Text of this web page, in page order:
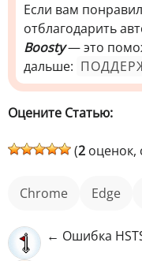
Если вам
отблагодарить
Boosty— это
дальше:
Оцените Статью:
(2 оценок,
Chrome Edge
← Ошибка